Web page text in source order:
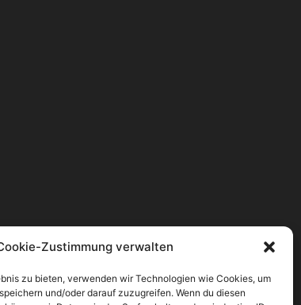
Zustimmung verwalten
zu bieten, verwenden wir Technologien wie Cookies, um
und/oder darauf zuzugreifen. Wenn du diesen